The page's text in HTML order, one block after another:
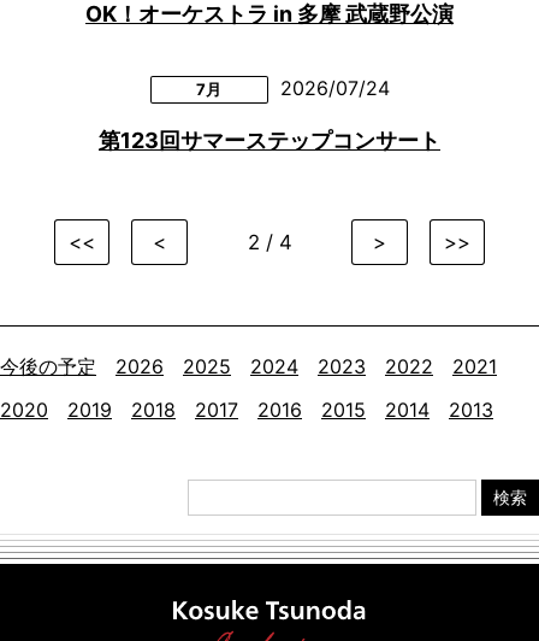
OK！オーケストラ in 多摩 武蔵野公演
7月 2026/07/24
第123回サマーステップコンサート
<< < 2 / 4 > >>
今後の予定 2026 2025 2024 2023 2022
2021
2020
2019 2018 2017 2016 2015 2014 2013
検索